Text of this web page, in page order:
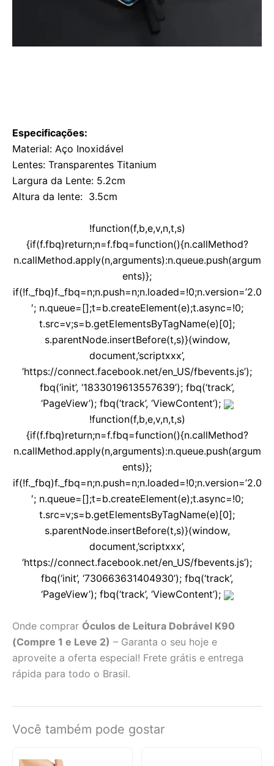
Especificações:
Material: Aço Inoxidável
Lentes: Transparentes Titanium
Largura da Lente: 5.2cm
Altura da lente: 3.5cm
!function(f,b,e,v,n,t,s)
{if(f.fbq)return;n=f.fbq=function(){n.callMethod?
n.callMethod.apply(n,arguments):n.queue.push(argum
ents)};
if(!f._fbq)f._fbq=n;n.push=n;n.loaded=!0;n.version=’2.0
′; n.queue=[];t=b.createElement(e);t.async=!0;
t.src=v;s=b.getElementsByTagName(e)[0];
s.parentNode.insertBefore(t,s)}(window,
document,’scriptxxx’,
‘https://connect.facebook.net/en_US/fbevents.js’);
fbq(‘init’, ‘1833019613557639’); fbq(‘track’,
‘PageView’); fbq(‘track’, ‘ViewContent’);
!function(f,b,e,v,n,t,s)
{if(f.fbq)return;n=f.fbq=function(){n.callMethod?
n.callMethod.apply(n,arguments):n.queue.push(argum
ents)};
if(!f._fbq)f._fbq=n;n.push=n;n.loaded=!0;n.version=’2.0
′; n.queue=[];t=b.createElement(e);t.async=!0;
t.src=v;s=b.getElementsByTagName(e)[0];
s.parentNode.insertBefore(t,s)}(window,
document,’scriptxxx’,
‘https://connect.facebook.net/en_US/fbevents.js’);
fbq(‘init’, ‘730663631404930’); fbq(‘track’,
‘PageView’); fbq(‘track’, ‘ViewContent’);
Onde comprar Óculos de Leitura Dobrável K90
(Compre 1 e Leve 2) – Garanta o seu hoje e
aproveite a oferta especial! Frete grátis e entrega
rápida para todo o Brasil.
Você também pode gostar